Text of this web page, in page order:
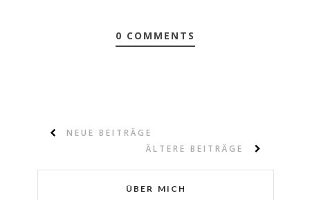
0 COMMENTS
NEUE BEITRÄGE
ÄLTERE BEITRÄGE
ÜBER MICH